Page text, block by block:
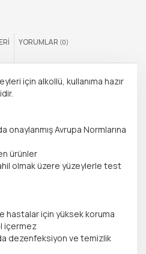
YORUMLAR (0)
için alkollü, kullanıma hazır
onaylanmış Avrupa Normlarına
ürünler
olmak üzere yüzeylerle test
hastalar için yüksek koruma
içermez
dezenfeksiyon ve temizlik